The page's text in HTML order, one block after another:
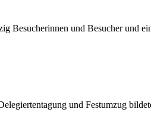
Besucherinnen und Besucher und
und Festumzug